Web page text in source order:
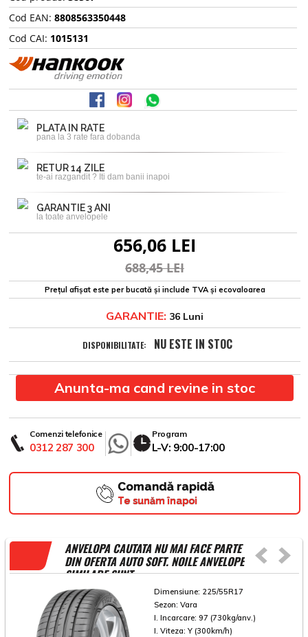
Cod EAN: 8808563350448
Cod CAI: 1015131
PLATA IN RATE
pana la 3 rate fara dobanda
RETUR 14 ZILE
te-ai razgandit ? Iti dam banii inapoi
GARANTIE 3 ANI
la toate anvelopele
656,06 LEI
688,45 LEI
Prețul afișat este per bucată și include TVA și ecovaloarea
GARANTIE: 36 Luni
DISPONIBILITATE: NU ESTE IN STOC
Anunta-ma cand revine in stoc
Comenzi telefonice
0312 287 300
Program
L-V: 9:00-17:00
Comandă rapidă
Te sunăm înapoi
ANVELOPA CAUTATA NU MAI FACE PARTE
DIN OFERTA AUTO SOFT. NOILE ANVELOPE
SIMILARE SUNT
Dimensiune: 225/55R17
Sezon: Vara
I. Incarcare: 97 (730kg/anv.)
I. Viteza: Y (300km/h)